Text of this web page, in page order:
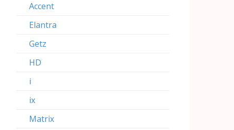
Accent
Elantra
Getz
HD
i
ix
Matrix